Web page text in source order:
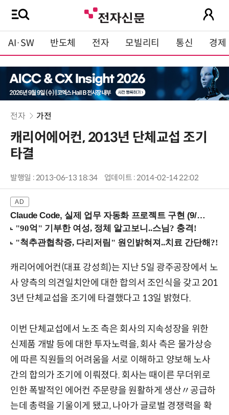
AI·SW 반도체 전자 모빌리티 통신 경제
전자 가전
캐리어에어컨, 2013년 단체교섭 조기
타결
발행일 : 2013-06-13 18:34 업데이트 : 2014-02-14 22:02
Claude Code, 실제 업무 자동화 프로젝트 구현 (9/16 ~17 강남역)
캐리어에어컨(대표 강성희)는 지난 5일 광주공장에서 노
사 양측의 의견일치안에 대한 합의서 조인식을 갖고 201
3년 단체교섭을 조기에 타결했다고 13일 밝혔다.
이번 단체교섭에서 노조 측은 회사의 지속성장을 위한
신제품 개발 등에 대한 투자노력을, 회사 측은 물가상승
에 따른 직원들의 어려움을 서로 이해하고 양보해 노사
간의 합의가 조기에 이뤄졌다. 회사는 때이른 무더위로
인한 폭발적인 에어컨 주문량을 원활하게 생산〃공급하
는데 총력을 기울이게 됐고, 나아가 글로벌 경쟁력을 확